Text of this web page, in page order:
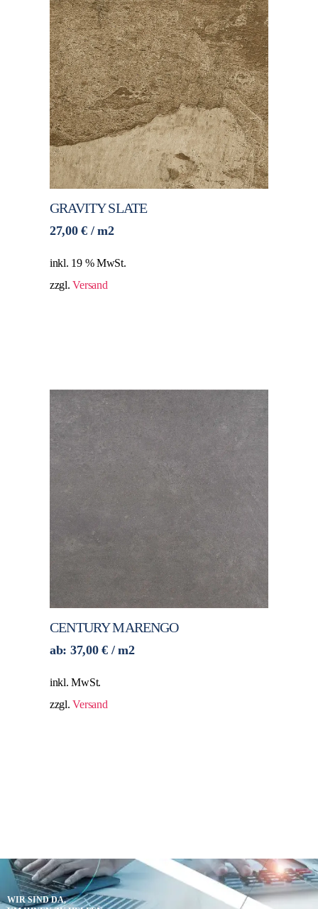
GRAVITY SLATE
27,00€ / m2
inkl. 19 % MwSt.
zzgl.Versand
CENTURY MARENGO
ab: 37,00€ / m2
inkl. MwSt.
zzgl.Versand
WIR SIND DA,